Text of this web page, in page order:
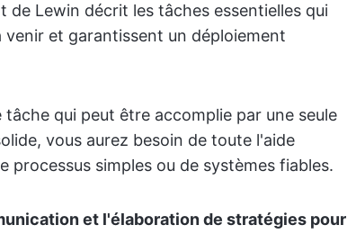
de Lewin décrit les tâches essentielles qui
et garantissent un déploiement
qui peut être accomplie par une seule
vous aurez besoin de toute l'aide
processus simples ou de systèmes fiables.
et l'élaboration de stratégies pour